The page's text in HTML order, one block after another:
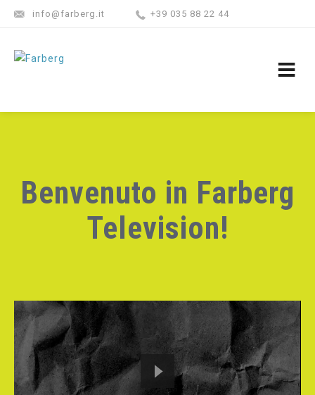
info@farberg.it +39 035 88 22 44
Benvenuto in Farberg
Television!